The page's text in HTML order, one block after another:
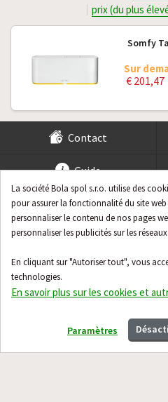
La société Bola spol s.r.o. utilise des
pour assurer la fonctionnalité du site
personnaliser le contenu de nos pages
personnaliser les publicités sur les
En cliquant sur "Autoriser tout", vous
technologies.
En savoir plus sur les cookies et
Paramètres
prix (du plus
Somfy
Sur
€ 201,47
Contact
Guide